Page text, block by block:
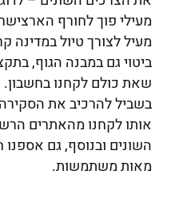
מעילי פוך לחורף
מעיל לצורך טיול במדינה
ביטוי גם במבנה הגוף,
שאת כולם לקחנו בחשבון.
בשביל להרכיב את
אותו לקחנו מהאתרים
השונים ובנוסף, גם
מאות משתמשות.